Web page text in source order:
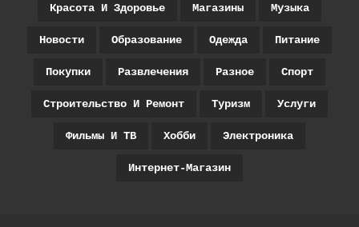
Красота И Здоровье Магазины Музыка
Новости Образование Одежда Питание
Покупки Развлечения Разное Спорт
Строительство И Ремонт Туризм Услуги
Фильмы И ТВ Хобби Электроника
Интернет-Магазин